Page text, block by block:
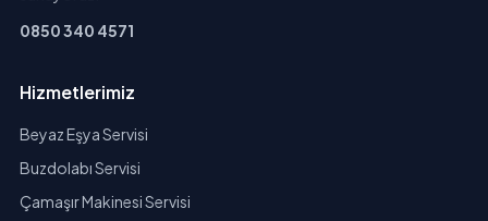
0850 340 4571
Hizmetlerimiz
Beyaz Eşya Servisi
Buzdolabı Servisi
Çamaşır Makinesi Servisi